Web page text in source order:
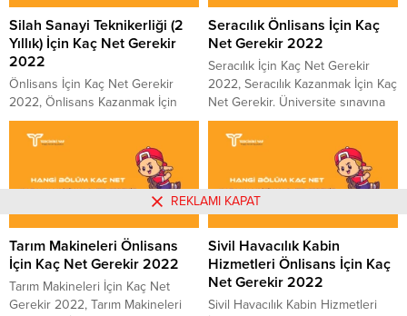
YÖK Atlas’tan yararlanarak
hazırladığımız tablomuzda bölümü
kazanan son kişinin verileri yer...
kazanan son kişinin verileri yer
almaktadır. 4 Yıllık Bölümlerin
2022 Taban...
Silah Sanayi Teknikerliği (2
Yıllık) İçin Kaç Net Gerekir
2022
Önlisans İçin Kaç Net Gerekir
2022, Önlisans Kazanmak İçin
Kaç Net Gerekir. Üniversite
sınavına giren adayların sınav
sonrası merak ettikleri konuların
başında hangi bölüme kaç net ile
yerleşirim gelmektedir. Sizler için
YÖK Atlas’tan yararlanarak
hazırladığımız tablomuzda bölümü
kazanan son kişinin verileri yer
almaktadır. 4 Yıllık Bölümlerin
2022 Taban Puanları ve...
Seracılık Önlisans İçin Kaç
Net Gerekir 2022
Seracılık İçin Kaç Net Gerekir
2022, Seracılık Kazanmak İçin Kaç
Net Gerekir. Üniversite sınavına
giren adayların sınav sonrası
merak ettikleri konuların başında
hangi bölüme kaç net ile
yerleşirim gelmektedir. Sizler için
YÖK Atlas’tan yararlanarak
hazırladığımız tablomuzda bölümü
kazanan son kişinin verileri yer
almaktadır. 4 Yıllık Bölümlerin
2022 Taban Puanları ve...
Tarım Makineleri Önlisans
İçin Kaç Net Gerekir 2022
Tarım Makineleri İçin Kaç Net
Gerekir 2022, Tarım Makineleri
Sivil Havacılık Kabin
Hizmetleri Önlisans İçin Kaç
Net Gerekir 2022
Sivil Havacılık Kabin Hizmetleri
REKLAMI KAPAT